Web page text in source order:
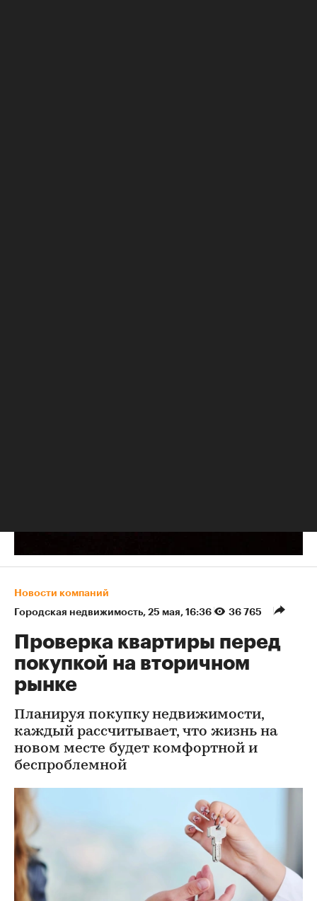
Новости компаний
Городская недвижимость⁠, 25 мая, 16:36 36 765
Проверка квартиры перед
покупкой на вторичном
рынке
Планируя покупку недвижимости,
каждый рассчитывает, что жизнь на
новом месте будет комфортной и
беспроблемной